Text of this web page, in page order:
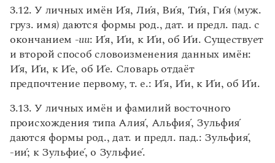
3.12. У личных имён И́я, Ли́я, Ви́я, Ти́я, Ги́я (муж.
груз. имя) даются формы род., дат. и предл. пад. с
окончанием -ии: И́я, И́и, к И́и, об И́и. Существует
и второй способ словоизменения данных имён:
И́я, И́и, к И́е, об И́е. Словарь отдаёт
предпочтение первому, т. е.: И́я, И́и, к И́и, об И́и.
3.13. У личных имён и фамилий восточного
происхождения типа Алия́, Альфия́, Зульфия́
даются формы род., дат. и предл. пад.: Зульфия́,
-ии́; к Зульфие́, о Зульфие́.